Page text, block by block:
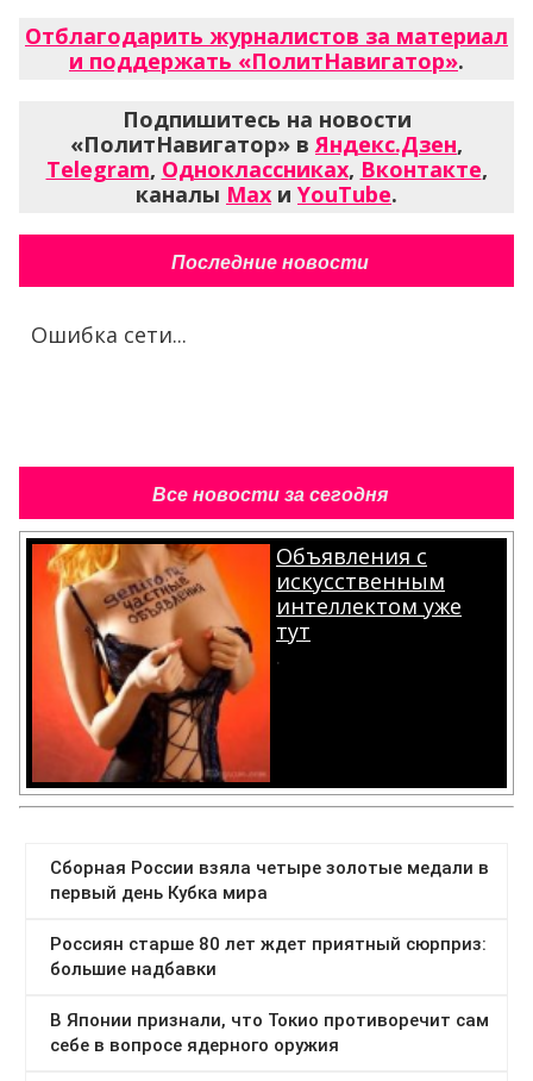
Отблагодарить журналистов за материал
и поддержать «ПолитНавигатор».
Подпишитесь на новости
«ПолитНавигатор» вЯндекс.Дзен,
Telegram, Одноклассниках, Вконтакте,
каналы Max и YouTube.
Последние новости
Ошибка сети...
Все новости за сегодня
Объявления с
искусственным
интеллектом уже
тут
.